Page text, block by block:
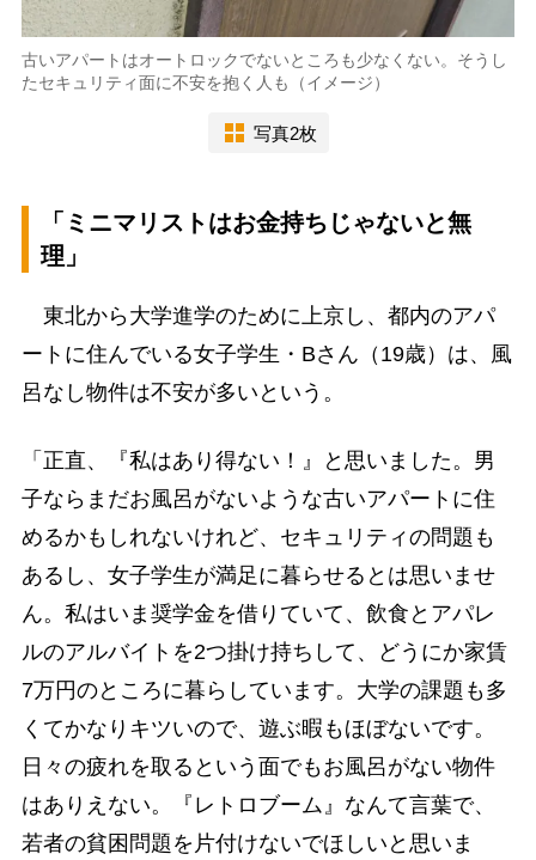
古いアパートはオートロックでないところも少なくない。そうし
たセキュリティ面に不安を抱く人も（イメージ）
写真2枚
「ミニマリストはお金持ちじゃないと無
理」
東北から大学進学のために上京し、都内のアパ
ートに住んでいる女子学生・Bさん（19歳）は、風
呂なし物件は不安が多いという。
「正直、『私はあり得ない！』と思いました。男
子ならまだお風呂がないような古いアパートに住
めるかもしれないけれど、セキュリティの問題も
あるし、女子学生が満足に暮らせるとは思いませ
ん。私はいま奨学金を借りていて、飲食とアパレ
ルのアルバイトを2つ掛け持ちして、どうにか家賃
7万円のところに暮らしています。大学の課題も多
くてかなりキツいので、遊ぶ暇もほぼないです。
日々の疲れを取るという面でもお風呂がない物件
はありえない。『レトロブーム』なんて言葉で、
若者の貧困問題を片付けないでほしいと思いま